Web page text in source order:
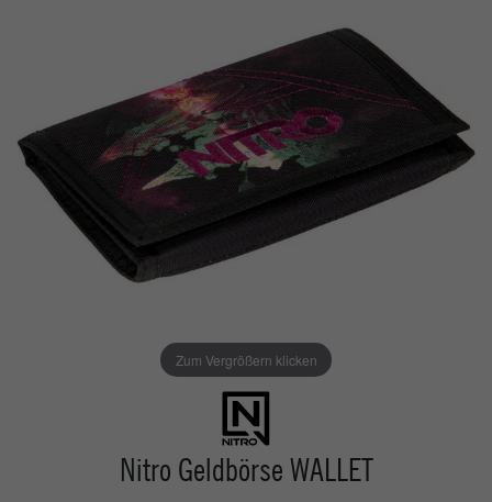
Zum Vergrößern klicken
Nitro Geldbörse WALLET